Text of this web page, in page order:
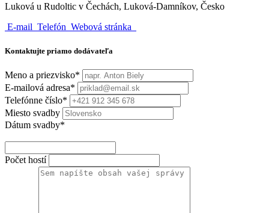
Luková u Rudoltic v Čechách, Luková-Damníkov, Česko
E-mail Telefón Webová stránka
Kontaktujte priamo dodávateľa
Meno a priezvisko*
E-mailová adresa*
Telefónne číslo*
Miesto svadby
Dátum svadby*
Počet hostí